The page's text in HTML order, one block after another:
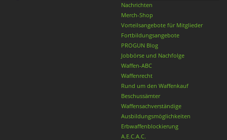
Nachrichten
Merch-Shop
Vorteilsangebote für Mitglieder
Fortbildungsangebote
PROGUN Blog
Jobbörse und Nachfolge
Waffen-ABC
Waffenrecht
Rund um den Waffenkauf
Beschussämter
Waffensachverständige
Ausbildungsmöglichkeiten
Erbwaffenblockierung
A.E.C.A.C.